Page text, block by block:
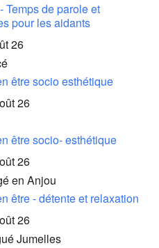
Temps de parole et
pour les aidants
26
être socio esthétique
26
être socio- esthétique
26
en Anjou
être - détente et relaxation
26
Jumelles